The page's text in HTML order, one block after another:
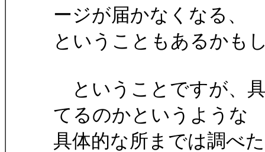
ージが届かなくなる、
ということもあるかも
ということですが、
てるのかというような
具体的な所までは調べ